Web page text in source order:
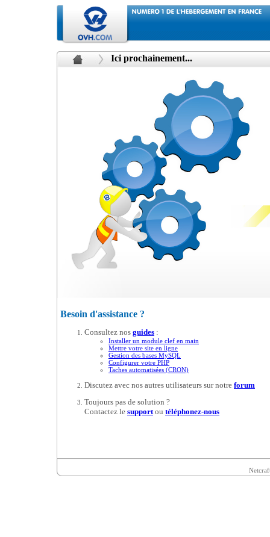
Ici prochainement...
Besoin d'assistance ?
Consultez nos guides :
Installer un module clef en main
Mettre votre site en ligne
Gestion des bases MySQL
Configurer votre PHP
Taches automatisées (CRON)
Discutez avec nos autres utilisateurs sur notre forum
Toujours pas de solution ?
Contactez le supportou téléphonez-nous